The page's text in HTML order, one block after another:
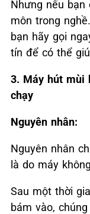
Nhưng nếu bạn
môn trong
bạn hãy gọi
tín để có thể
3. Máy hút mùi
chạy
Nguyên nhân:
Nguyên nhân
là do máy
Sau một thời
bám vào,